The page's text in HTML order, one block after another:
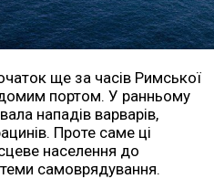
ще за часів Римської
портом. У ранньому
нападів варварів,
Проте саме ці
населення до
самоврядування.